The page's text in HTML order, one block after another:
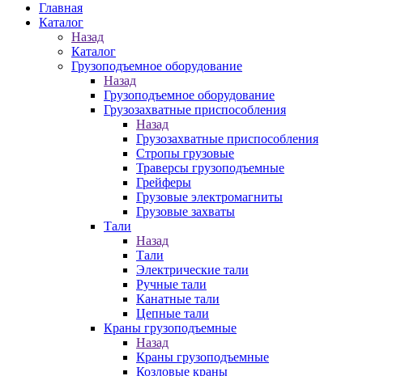
Главная
Каталог
Назад
Каталог
Грузоподъемное оборудование
Назад
Грузоподъемное оборудование
Грузозахватные приспособления
Назад
Грузозахватные приспособления
Стропы грузовые
Траверсы грузоподъемные
Грейферы
Грузовые электромагниты
Грузовые захваты
Тали
Назад
Тали
Электрические тали
Ручные тали
Канатные тали
Цепные тали
Краны грузоподъемные
Назад
Краны грузоподъемные
Козловые краны